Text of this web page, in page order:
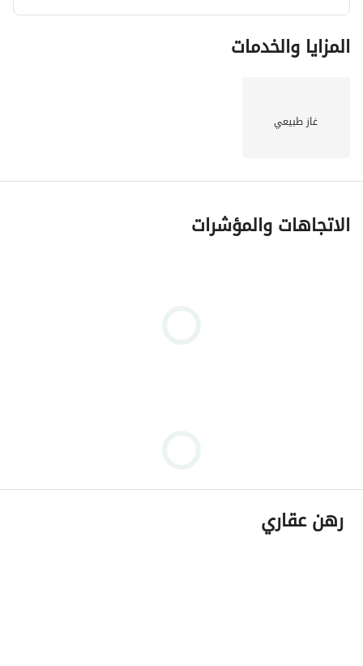
المزايا والخدمات
غاز طبيعي
الاتجاهات والمؤشرات
رهن عقاري